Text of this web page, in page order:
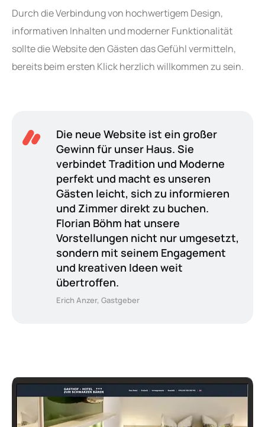
Durch die Verbindung von hochwertigem Design,
informativen Inhalten und moderner Funktionalität
sollte die Website den Gästen das Gefühl vermitteln,
bereits beim ersten Klick herzlich willkommen zu sein.
Die neue Website ist ein großer
Gewinn für unser Haus. Sie
verbindet Tradition und Moderne
perfekt und macht es unseren
Gästen leicht, sich zu informieren
und Zimmer direkt zu buchen.
Florian Böhm hat unsere
Vorstellungen nicht nur umgesetzt,
sondern mit seinem Engagement
und kreativen Ideen weit
übertroffen.
Erich Anzer, Gastgeber